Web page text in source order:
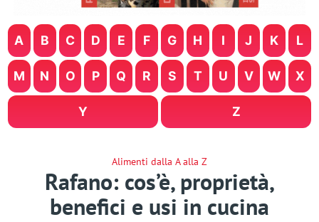
A B C D E F G H I J K L
M N O P Q R S T U V W X
Y Z
Alimenti dalla A alla Z
Rafano: cos’è, proprietà,
benefici e usi in cucina